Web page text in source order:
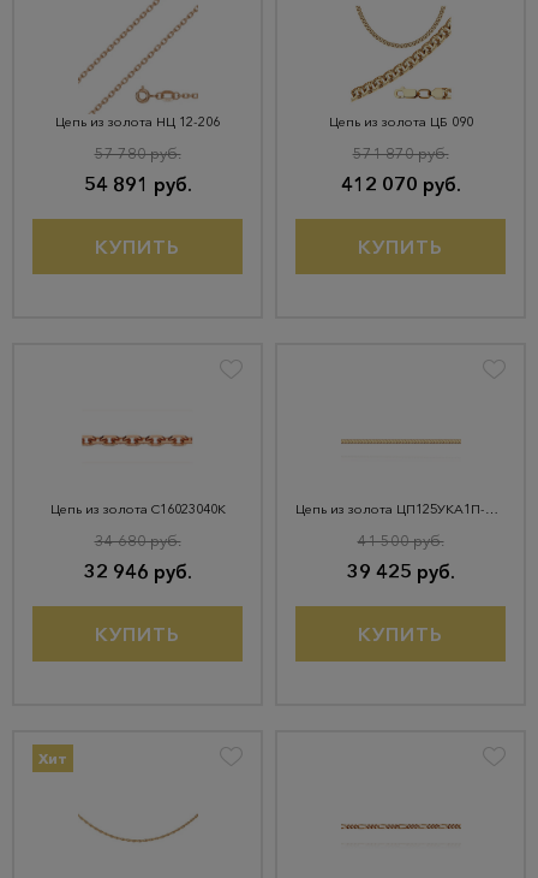
Цепь из золота НЦ 12-206
54 891 руб.
57 780 руб.
КУПИТЬ
Цепь из золота ЦБ 090
412 070 руб.
571 870 руб.
КУПИТЬ
Цепь из золота С16023040К
32 946 руб.
34 680 руб.
КУПИТЬ
Цепь из золота ЦП125УКА1П-А51
39 425 руб.
41 500 руб.
КУПИТЬ
Хит